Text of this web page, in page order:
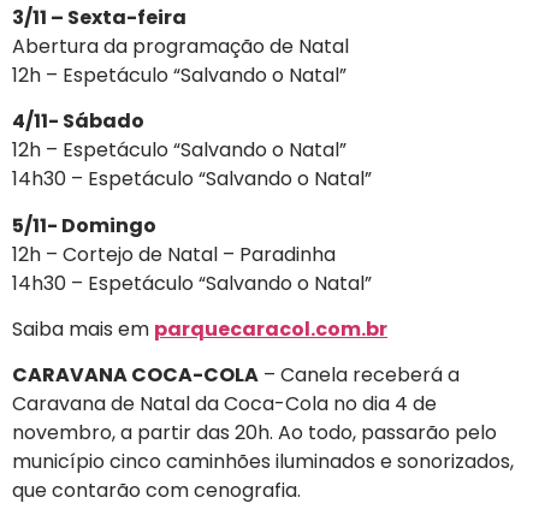
3/11 – Sexta-feira
Abertura da programação de Natal
12h – Espetáculo “Salvando o Natal”
4/11- Sábado
12h – Espetáculo “Salvando o Natal”
14h30 – Espetáculo “Salvando o Natal”
5/11- Domingo
12h – Cortejo de Natal – Paradinha
14h30 – Espetáculo “Salvando o Natal”
Saiba mais em parquecaracol.com.br
CARAVANA COCA-COLA – Canela receberá a
Caravana de Natal da Coca-Cola no dia 4 de
novembro, a partir das 20h. Ao todo, passarão pelo
município cinco caminhões iluminados e sonorizados,
que contarão com cenografia.